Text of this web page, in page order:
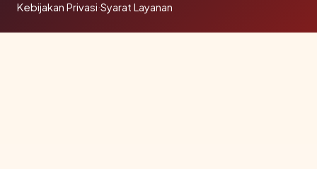
Kebijakan Privasi·Syarat Layanan